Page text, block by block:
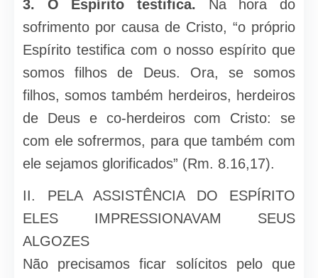
3. O Espírito testifica. Na hora do
sofrimento por causa de Cristo, “o próprio
Espírito testifica com o nosso espírito que
somos filhos de Deus. Ora, se somos
filhos, somos também herdeiros, herdeiros
de Deus e co-herdeiros com Cristo: se
com ele sofrermos, para que também com
ele sejamos glorificados” (Rm. 8.16,17).
II. PELA ASSISTÊNCIA DO ESPÍRITO
ELES IMPRESSIONAVAM SEUS
ALGOZES
Não precisamos ficar solícitos pelo que